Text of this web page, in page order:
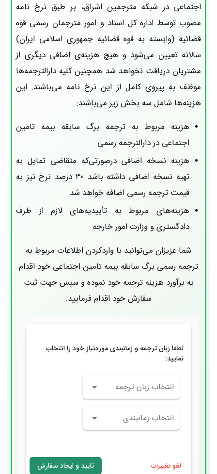
اجتماعی در شبکه مترجمین اشراق، بر طبق نرخ نامه
مصوب توسط اداره کل اسناد و امور مترجمان رسمی قوه
قضائیه (وابسته به قوه قضائیه جمهوری اسلامی ایران)
سالانه تعیین می‌شود و هیچ هزینه‌ی اضافی دیگری از
مشتریان دریافت نخواهد شد همچنین کلیه دارالترجمه‌ها
موظف به پیروی کامل از این نرخ نامه می‌باشند. این
هزینه‌ها شامل سه بخش زیر می‌باشند:
هزینه مربوط به ترجمه برگ سابقه بیمه تامین
اجتماعی در دارالترجمه رسمی
هزینه نسخه اضافی درصورتی‌که متقاضی تمایل به
تهیه نسخه اضافی داشته باشد 30 درصد نرخ نیز به
قیمت ترجمه رسمی اضافه خواهد شد
هزینه‌های مربوط به تأییدیه‌های لازم از طرف
دادگستری و وزارت امور خارجه
شما عزیزان می‌توانید با واردکردن اطلاعات مربوط به
ترجمه رسمی برگ سابقه بیمه تامین اجتماعی خود اقدام
به برآورد هزینه ترجمه خود نموده و سپس جهت ثبت
سفارش خود اقدام فرمایید.